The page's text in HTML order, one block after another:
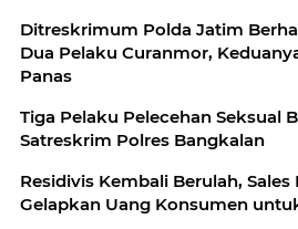
Ditreskrimum Polda Jatim
Dua Pelaku Curanmor,
Panas
Tiga Pelaku Pelecehan Seksual
Satreskrim Polres Bangkalan
Residivis Kembali Berulah, Sales
Gelapkan Uang Konsumen